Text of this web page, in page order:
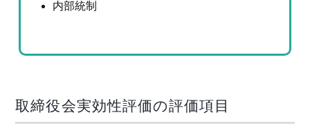
内部統制
取締役会実効性評価の評価項目